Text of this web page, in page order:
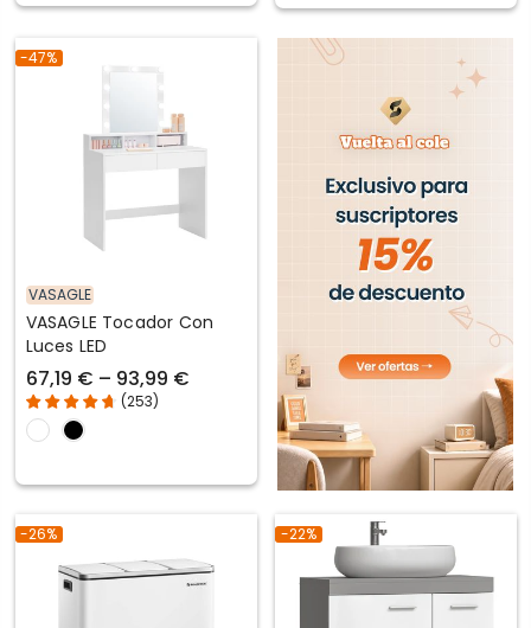
-47%
VASAGLE
VASAGLE Tocador Con
Luces LED
67,19 € – 93,99 €
(253)
-26% -22%